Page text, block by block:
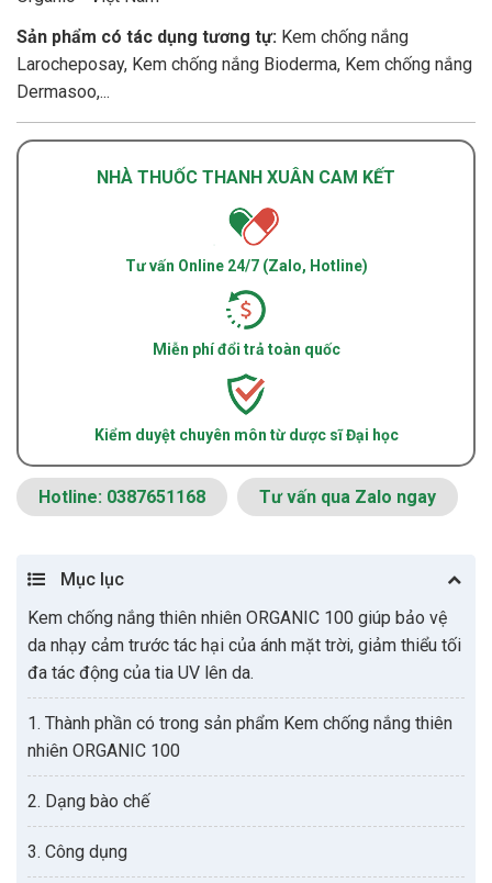
Sản phẩm có tác dụng tương tự: Kem chống nắng
Larocheposay, Kem chống nắng Bioderma, Kem chống nắng
Dermasoo,...
NHÀ THUỐC THANH XUÂN CAM KẾT
Tư vấn Online 24/7 (Zalo, Hotline)
Miễn phí đổi trả toàn quốc
Kiểm duyệt chuyên môn từ dược sĩ Đại học
Hotline: 0387651168 Tư vấn qua Zalo ngay
Mục lục
Kem chống nắng thiên nhiên ORGANIC 100 giúp bảo vệ
da nhạy cảm trước tác hại của ánh mặt trời, giảm thiểu tối
đa tác động của tia UV lên da.
1. Thành phần có trong sản phẩm Kem chống nắng thiên
nhiên ORGANIC 100
2. Dạng bào chế
3. Công dụng